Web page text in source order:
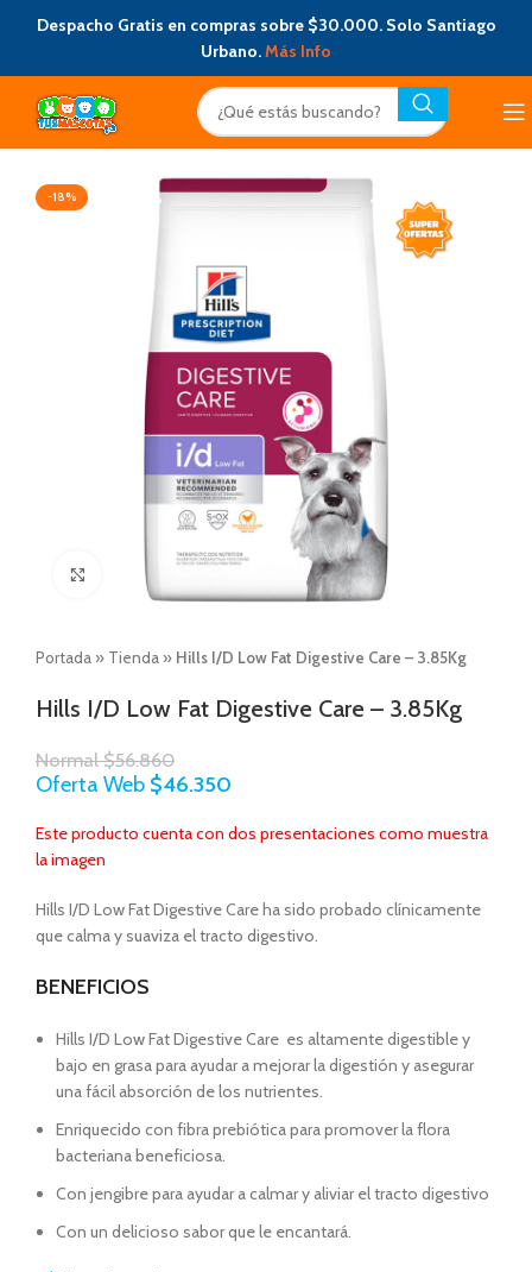
Despacho Gratis en compras sobre $30.000. Solo Santiago
Urbano.Más Info
-18%
Click to enlarge
Portada » Tienda » Hills I/D Low Fat Digestive Care – 3.85Kg
Hills I/D Low Fat Digestive Care – 3.85Kg
Normal$56.860
Oferta Web $46.350
Este producto cuenta con dos presentaciones como muestra
la imagen
Hills I/D Low Fat Digestive Care ha sido probado clínicamente
que calma y suaviza el tracto digestivo.
BENEFICIOS
Hills I/D Low Fat Digestive Care es altamente digestible y
bajo en grasa para ayudar a mejorar la digestión y asegurar
una fácil absorción de los nutrientes.
Enriquecido con fibra prebiótica para promover la flora
bacteriana beneficiosa.
Con jengibre para ayudar a calmar y aliviar el tracto digestivo
Con un delicioso sabor que le encantará.